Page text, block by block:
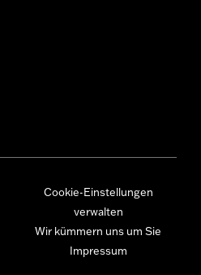
Cookie-Einstellungen
verwalten
Wir kümmern uns um Sie
Impressum